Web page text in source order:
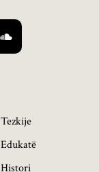
Tezkije
Edukatë
Histori